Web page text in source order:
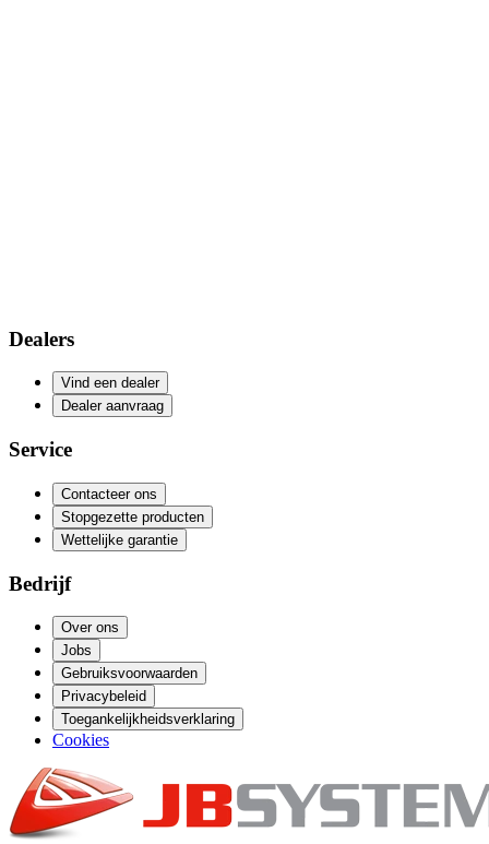
Dealers
Vind een dealer
Dealer aanvraag
Service
Contacteer ons
Stopgezette producten
Wettelijke garantie
Bedrijf
Over ons
Jobs
Gebruiksvoorwaarden
Privacybeleid
Toegankelijkheidsverklaring
Cookies